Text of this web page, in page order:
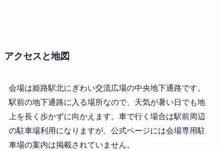
アクセスと地図
会場は姫路駅北にぎわい交流広場の中央地下通路です。
駅前の地下通路に入る場所なので、天気が暑い日でも地
上を長く歩かずに向かえます。車で行く場合は駅前周辺
の駐車場利用になりますが、公式ページには会場専用駐
車場の案内は掲載されていません。